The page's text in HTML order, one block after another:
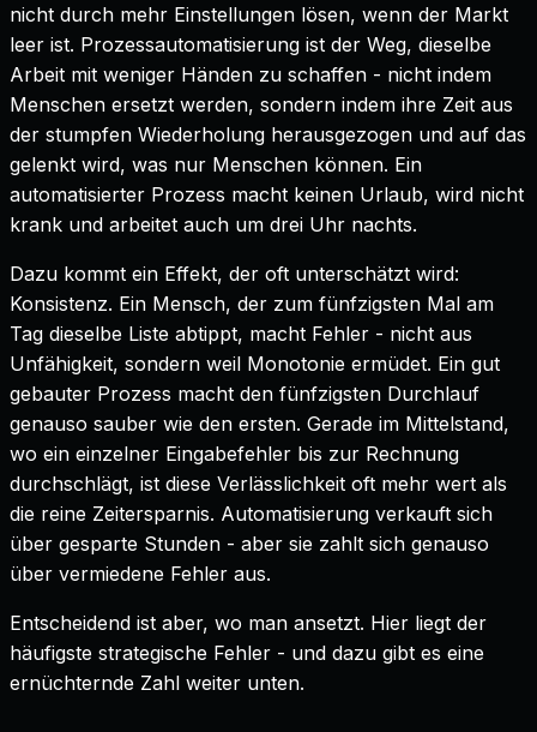
nicht durch mehr Einstellungen lösen, wenn der Markt
leer ist. Prozessautomatisierung ist der Weg, dieselbe
Arbeit mit weniger Händen zu schaffen - nicht indem
Menschen ersetzt werden, sondern indem ihre Zeit aus
der stumpfen Wiederholung herausgezogen und auf das
gelenkt wird, was nur Menschen können. Ein
automatisierter Prozess macht keinen Urlaub, wird nicht
krank und arbeitet auch um drei Uhr nachts.
Dazu kommt ein Effekt, der oft unterschätzt wird:
Konsistenz. Ein Mensch, der zum fünfzigsten Mal am
Tag dieselbe Liste abtippt, macht Fehler - nicht aus
Unfähigkeit, sondern weil Monotonie ermüdet. Ein gut
gebauter Prozess macht den fünfzigsten Durchlauf
genauso sauber wie den ersten. Gerade im Mittelstand,
wo ein einzelner Eingabefehler bis zur Rechnung
durchschlägt, ist diese Verlässlichkeit oft mehr wert als
die reine Zeitersparnis. Automatisierung verkauft sich
über gesparte Stunden - aber sie zahlt sich genauso
über vermiedene Fehler aus.
Entscheidend ist aber, wo man ansetzt. Hier liegt der
häufigste strategische Fehler - und dazu gibt es eine
ernüchternde Zahl weiter unten.